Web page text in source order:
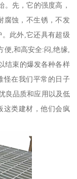
。先，它的强度高，
腐蚀，不生锈，不发
此外,它还具有超级
便,和高安全:闷,绝缘,
结束的爆发各种各样
怪在我们平常的日子
良品质和应用以及低
这类建材，他们会疯